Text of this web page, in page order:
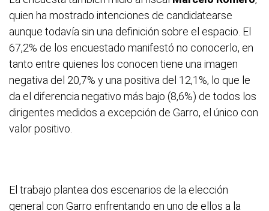
quien ha mostrado intenciones de candidatearse
aunque todavía sin una definición sobre el espacio. El
67,2% de los encuestado manifestó no conocerlo, en
tanto entre quienes los conocen tiene una imagen
negativa del 20,7% y una positiva del 12,1%, lo que le
da el diferencia negativo más bajo (8,6%) de todos los
dirigentes medidos a excepción de Garro, el único con
valor positivo.
El trabajo plantea dos escenarios de la elección
general con Garro enfrentando en uno de ellos a la